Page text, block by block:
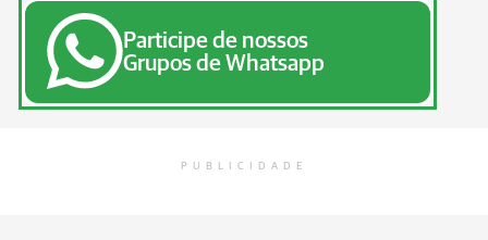
Participe de nossos
Grupos de Whatsapp
PUBLICIDADE